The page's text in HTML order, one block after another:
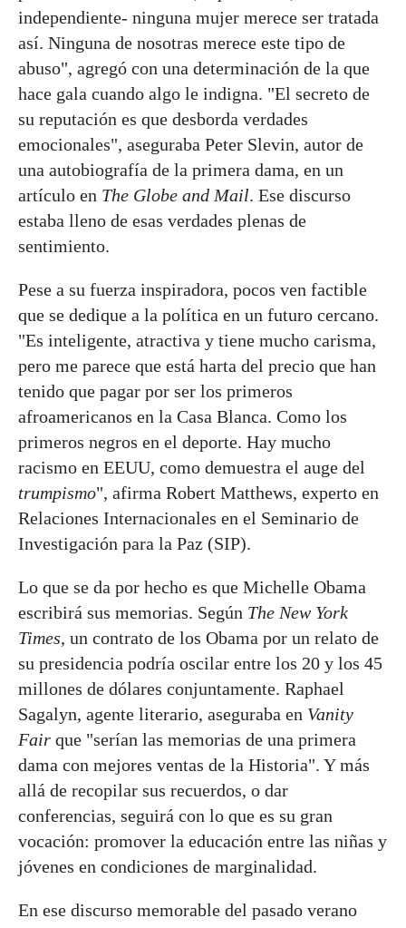
independiente- ninguna mujer merece ser tratada
así. Ninguna de nosotras merece este tipo de
abuso", agregó con una determinación de la que
hace gala cuando algo le indigna. "El secreto de
su reputación es que desborda verdades
emocionales", aseguraba Peter Slevin, autor de
una autobiografía de la primera dama, en un
artículo en The Globe and Mail. Ese discurso
estaba lleno de esas verdades plenas de
sentimiento.
Pese a su fuerza inspiradora, pocos ven factible
que se dedique a la política en un futuro cercano.
"Es inteligente, atractiva y tiene mucho carisma,
pero me parece que está harta del precio que han
tenido que pagar por ser los primeros
afroamericanos en la Casa Blanca. Como los
primeros negros en el deporte. Hay mucho
racismo en EEUU, como demuestra el auge del
trumpismo", afirma Robert Matthews, experto en
Relaciones Internacionales en el Seminario de
Investigación para la Paz (SIP).
Lo que se da por hecho es que Michelle Obama
escribirá sus memorias. Según The New York
Times, un contrato de los Obama por un relato de
su presidencia podría oscilar entre los 20 y los 45
millones de dólares conjuntamente. Raphael
Sagalyn, agente literario, aseguraba en Vanity
Fair que "serían las memorias de una primera
dama con mejores ventas de la Historia". Y más
allá de recopilar sus recuerdos, o dar
conferencias, seguirá con lo que es su gran
vocación: promover la educación entre las niñas y
jóvenes en condiciones de marginalidad.
En ese discurso memorable del pasado verano